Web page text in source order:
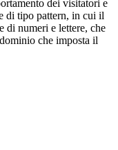
dei visitatori e
di tipo pattern, in cui il
di numeri e lettere, che
che imposta il